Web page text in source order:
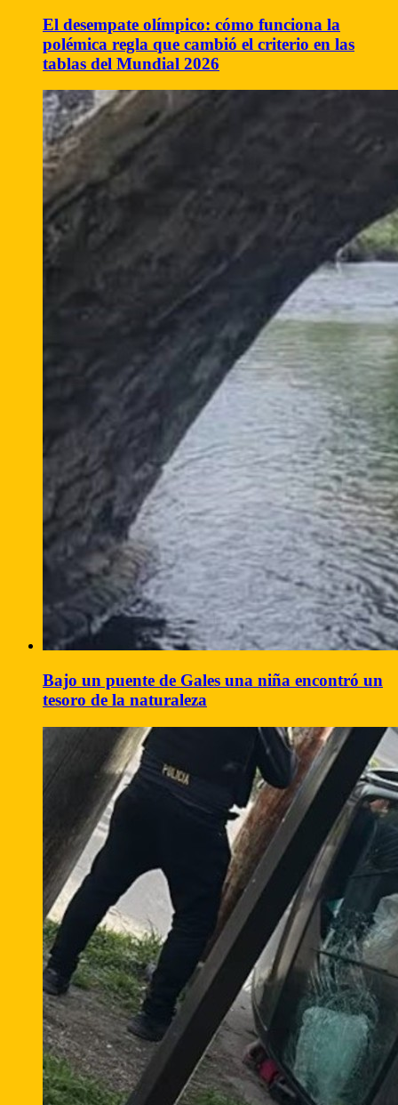
El desempate olímpico: cómo funciona la
polémica regla que cambió el criterio en las
tablas del Mundial 2026
Bajo un puente de Gales una niña encontró un
tesoro de la naturaleza